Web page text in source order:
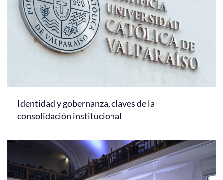
Identidad y gobernanza, claves de la
consolidación institucional